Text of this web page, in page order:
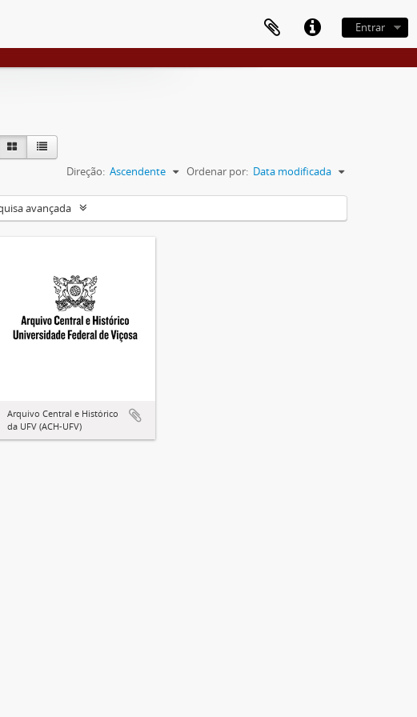
Entrar
Ordenar por: Data modificada
Direção: Ascendente
avançada
Arquivo Central e Histórico
da UFV (ACH-UFV)